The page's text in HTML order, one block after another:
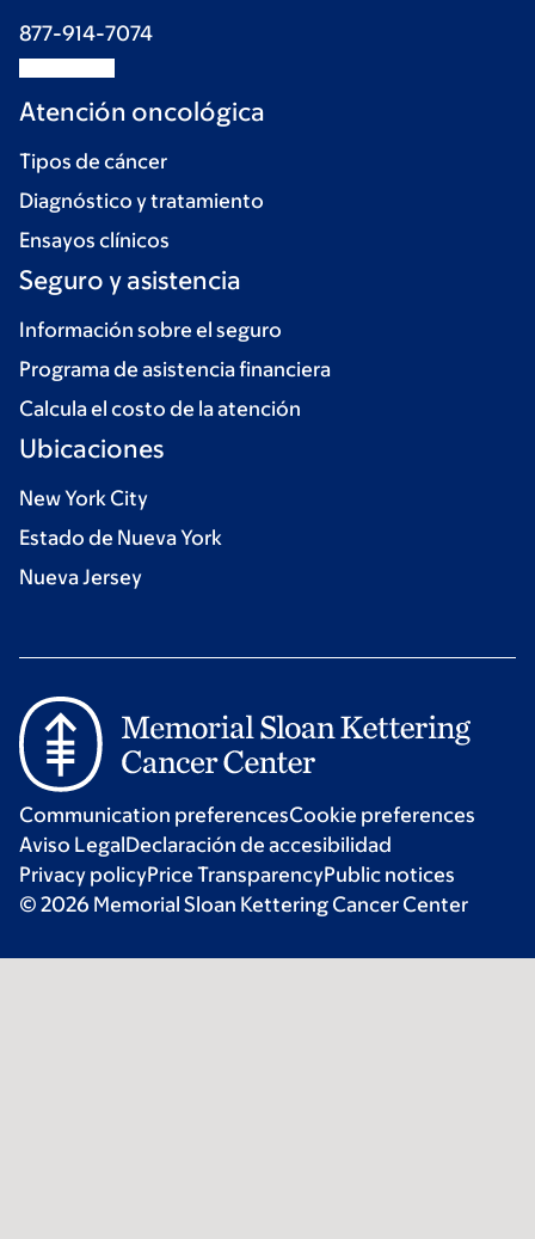
877-914-7074
Atención oncológica
Tipos de cáncer
Diagnóstico y tratamiento
Ensayos clínicos
Seguro y asistencia
Información sobre el seguro
Programa de asistencia financiera
Calcula el costo de la atención
Ubicaciones
New York City
Estado de Nueva York
Nueva Jersey
Communication preferencesCookie preferences
Aviso LegalDeclaración de accesibilidad
Privacy policyPrice TransparencyPublic notices
© 2026 Memorial Sloan Kettering Cancer Center